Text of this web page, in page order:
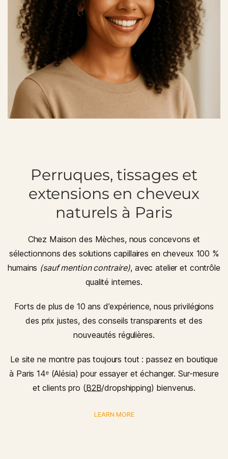
Perruques, tissages et
extensions en cheveux
naturels à Paris
Chez Maison des Mèches, nous concevons et
sélectionnons des solutions capillaires en cheveux 100 %
humains (sauf mention contraire), avecatelieret contrôle
qualité internes.
Forts de plus de 10 ans d’expérience, nous privilégions
des prix justes, desconseils transparents et des
nouveautés régulières.
Le site ne montre pas toujours tout : passezen boutique
à Paris 14ᵉ (Alésia) pour essayer et échanger.Sur-mesure
et clients pro (B2B/dropshipping) bienvenus.
LEARN MORE